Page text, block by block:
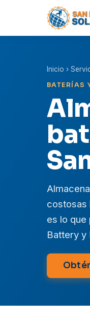
Inicio ›
BATERÍAS
costosas
es lo que
Battery y